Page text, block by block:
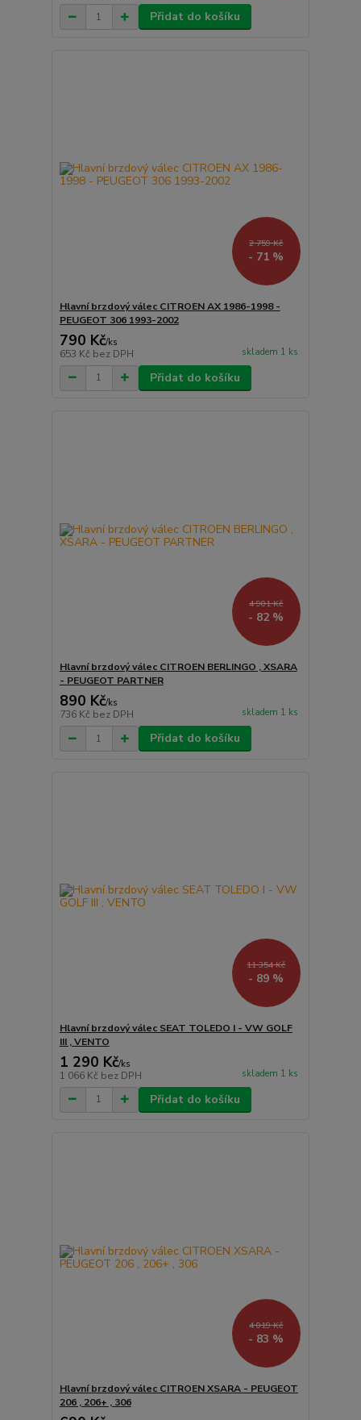
Přidat do košíku
2 759 Kč
- 71 %
Hlavní brzdový válec CITROEN AX 1986-1998 -
PEUGEOT 306 1993-2002
790 Kč/ks
653 Kč bez DPH skladem 1 ks
Přidat do košíku
4 901 Kč
- 82 %
Hlavní brzdový válec CITROEN BERLINGO , XSARA
- PEUGEOT PARTNER
890 Kč/ks
736 Kč bez DPH skladem 1 ks
Přidat do košíku
11 354 Kč
- 89 %
Hlavní brzdový válec SEAT TOLEDO I - VW GOLF
III , VENTO
1 290 Kč/ks
1 066 Kč bez DPH skladem 1 ks
Přidat do košíku
4 019 Kč
- 83 %
Hlavní brzdový válec CITROEN XSARA - PEUGEOT
206 , 206+ , 306